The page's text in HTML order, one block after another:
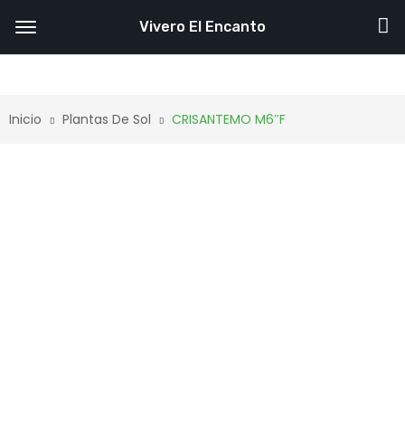
Inicio Plantas De Sol CRISANTEMO M6″F
Vivero El Encanto